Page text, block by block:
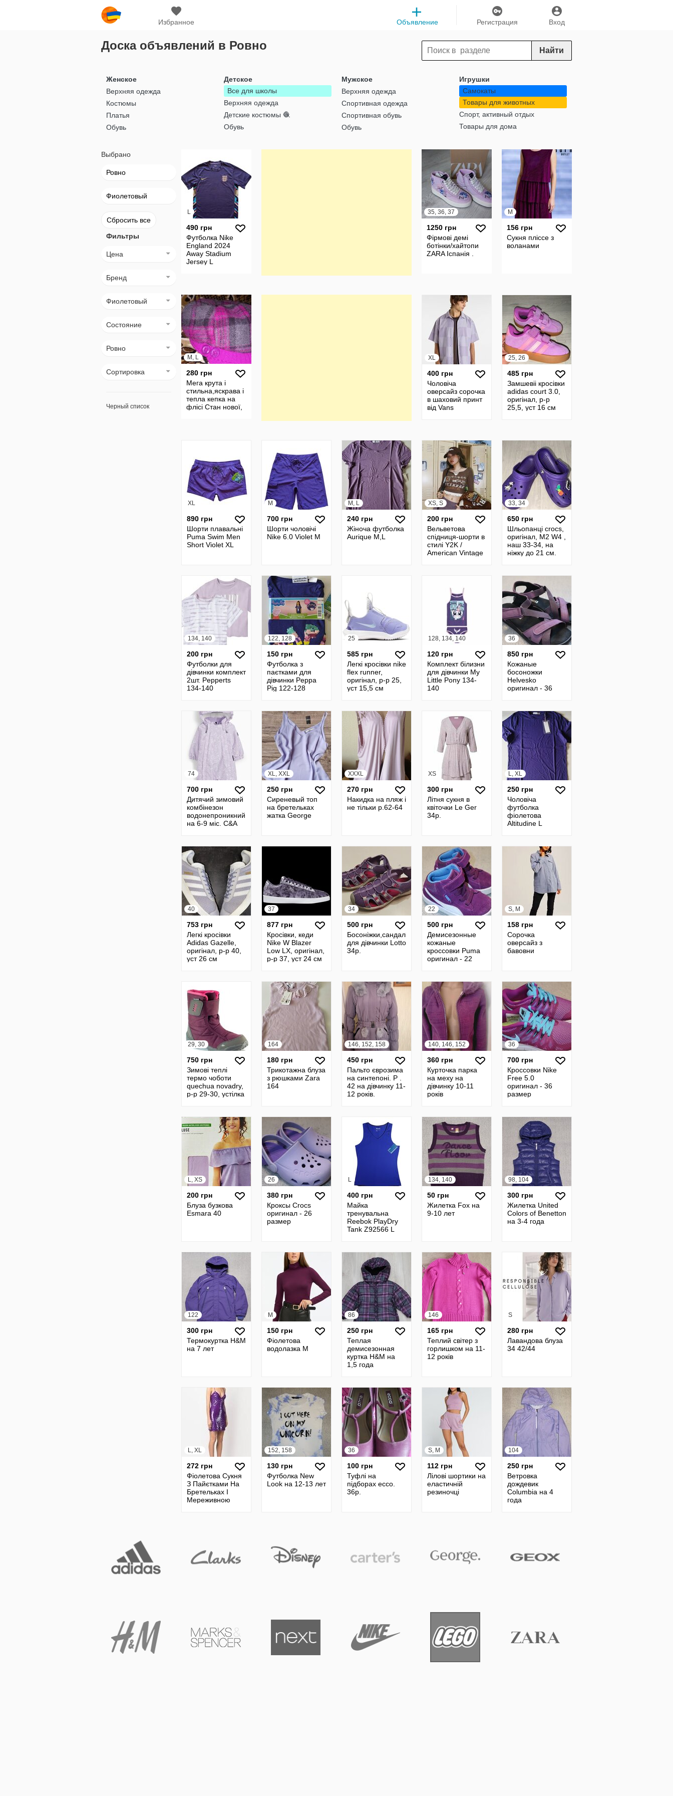
Избранное Вход
Регистрация
Объявление
Доска объявлений в Ровно Найти
Женское
Верхняя одежда
Костюмы
Платья
Обувь
Детское
Все для школы
Верхняя одежда
Детские костюмы 🧶
Обувь
Мужское
Верхняя одежда
Спортивная одежда
Спортивная обувь
Обувь
Игрушки
Самокаты
Товары для животных
Спорт, активный отдых
Товары для дома
Выбрано
Ровно
Фиолетовый
Сбросить все
Фильтры
Цена
Бренд
Фиолетовый
Состояние
Ровно
Сортировка
Черный список
L
490 грн
Футболка Nike
England 2024
Away Stadium
Jersey L
35, 36, 37
1250 грн
Фірмові демі
ботінки/хайтопи
ZARA Іспанія .
M
156 грн
Сукня пліссе з
воланами
M, L
280 грн
Мега крута і
стильна,яскрава і
тепла кепка на
флісі Cтан нової,
XL
400 грн
Чоловіча
оверсайз сорочка
в шаховий принт
від Vans
25, 26
485 грн
Замшевіі кросівки
adidas court 3.0,
оригінал, р-р
25,5, уст 16 см
XL
890 грн
Шорти плавальні
Puma Swim Men
Short Violet XL
M
700 грн
Шорти чоловічі
Nike 6.0 Violet М
M, L
240 грн
Жіноча футболка
Aurique M,L
XS, S
200 грн
Вельветова
спідниця-шорти в
стилі Y2K /
American Vintage
33, 34
650 грн
Шльопанці crocs,
оригінал, M2 W4 ,
наш 33-34, на
ніжку до 21 см.
134, 140
200 грн
Футболки для
дівчинки комплект
2шт. Pepperts
134-140
122, 128
150 грн
Футболка з
паєтками для
дівчинки Peppa
Pig 122-128
25
585 грн
Легкі кросівки nike
flex runner,
оригінал, р-р 25,
уст 15,5 см
128, 134, 140
120 грн
Комплект білизни
для дівчинки My
Little Pony 134-
140
36
850 грн
Кожаные
босоножки
Helvesko
оригинал - 36
74
700 грн
Дитячий зимовий
комбінезон
водонепроникний
на 6-9 міс. C&A
XL, XXL
250 грн
Сиреневый топ
на бретельках
жатка George
XXXL
270 грн
Накидка на пляж і
не тільки р.62-64
XS
300 грн
Літня сукня в
квіточки Le Ger
34р.
L, XL
250 грн
Чоловіча
футболка
фіолетова
Altitudine L
40
753 грн
Легкі кросівки
Adidas Gazelle,
оригінал, р-р 40,
уст 26 см
37
877 грн
Кросівки, кеди
Nike W Blazer
Low LX, оригінал,
р-р 37, уст 24 см
34
500 грн
Босоніжки,сандалі
для дівчинки Lotto
34р.
22
500 грн
Демисезонные
кожаные
кроссовки Puma
оригинал - 22
S, M
158 грн
Сорочка
оверсайз з
бавовни
29, 30
750 грн
Зимові теплі
термо чоботи
quechua novadry,
р-р 29-30, устілка
164
180 грн
Трикотажна блуза
з рюшками Zara
164
146, 152, 158
450 грн
Пальто єврозима
на синтепоні. Р .
42 на дівчинку 11-
12 років.
140, 146, 152
360 грн
Курточка парка
на меху на
дівчинку 10-11
років
36
700 грн
Кроссовки Nike
Free 5.0
оригинал - 36
размер
L, XS
200 грн
Блуза бузкова
Esmara 40
26
380 грн
Кроксы Crocs
оригинал - 26
размер
L
400 грн
Майка
тренувальна
Reebok PlayDry
Tank Z92566 L
134, 140
50 грн
Жилетка Fox на
9-10 лет
98, 104
300 грн
Жилетка United
Colors of Benetton
на 3-4 года
122
300 грн
Термокуртка H&M
на 7 лет
M
150 грн
Фіолетова
водолазка М
86
250 грн
Теплая
демисезонная
куртка H&M на
1,5 года
146
165 грн
Теплий світер з
горлишком на 11-
12 років
S
280 грн
Лавандова блуза
34 42/44
L, XL
272 грн
Фіолетова Сукня
З Пайєтками На
Бретельках І
Мереживною
152, 158
130 грн
Футболка New
Look на 12-13 лет
36
100 грн
Туфлі на
підборах ecco.
36р.
S, M
112 грн
Лілові шортики на
еластичній
резиночці
104
250 грн
Ветровка
дождевик
Columbia на 4
года